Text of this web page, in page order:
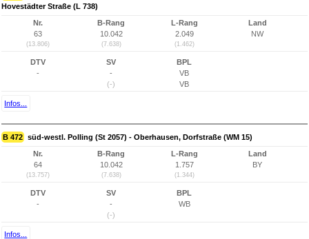
Hovestädter Straße (L 738)
Nr.
63
(13.806)
B-Rang
10.042
(7.638)
L-Rang
2.049
(1.462)
Land
NW
DTV
-
SV
-
(-)
BPL
VB
VB
Infos...
B 472 süd-westl. Polling (St 2057) - Oberhausen, Dorfstraße (WM 15)
Nr.
64
(13.757)
B-Rang
10.042
(7.638)
L-Rang
1.757
(1.344)
Land
BY
DTV
-
SV
-
(-)
BPL
WB
Infos...